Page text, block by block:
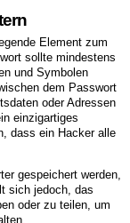
Element zum
sollte mindestens
und Symbolen
dem Passwort
oder Adressen
einzigartiges
dass ein Hacker alle
gespeichert werden,
sich jedoch, das
oder zu teilen, um